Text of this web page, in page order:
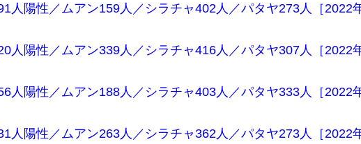
人陽性／ムアン159人／シラチャ402人／パタヤ273人［2022
人陽性／ムアン339人／シラチャ416人／パタヤ307人［2022
人陽性／ムアン188人／シラチャ403人／パタヤ333人［2022
人陽性／ムアン263人／シラチャ362人／パタヤ273人［2022